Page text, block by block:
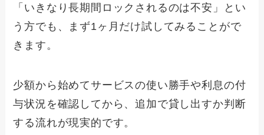
「いきなり長期間ロックされるのは不安」とい
う方でも、まず1ヶ月だけ試してみることがで
きます。
少額から始めてサービスの使い勝手や利息の付
与状況を確認してから、追加で貸し出すか判断
する流れが現実的です。